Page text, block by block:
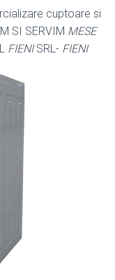
cuptoare si
SI SERVIM MESE
FIENISRL- FIENI